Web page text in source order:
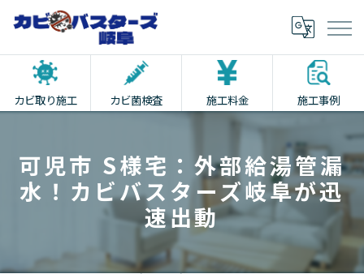
カビ取り施工 カビ菌検査 施工料金 施工事例
可児市 S様宅：外部給湯管漏
水！カビバスターズ岐阜が迅
速出動